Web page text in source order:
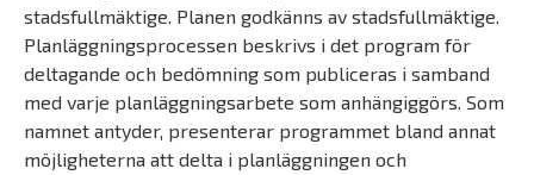
stadsfullmäktige. Planen godkänns av stadsfullmäktige.
Planläggningsprocessen beskrivs i det program för
deltagande och bedömning som publiceras i samband
med varje planläggningsarbete som anhängiggörs. Som
namnet antyder, presenterar programmet bland annat
möjligheterna att delta i planläggningen och